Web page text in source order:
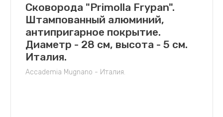
Cковорода "Primolla Frypan".
Штампованный алюминий,
антипригарное покрытие.
Диаметр - 28 см, высота - 5 см.
Италия.
Accademia Mugnano - Италия.